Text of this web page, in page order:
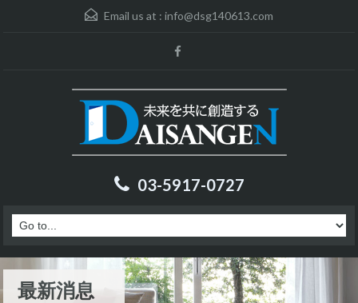
Email us at : info@dsg140613.com
03-5917-0727
最新消息